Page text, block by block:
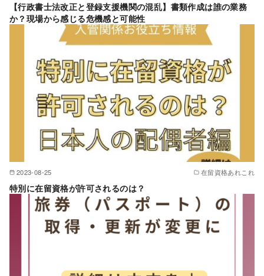
【行政書士法改正と登録支援機関の混乱】書類作成は誰の業務
か？現場から感じる危機感と可能性
2023-08-25 在留資格あれこれ
特別に在留資格が許可されるのは？